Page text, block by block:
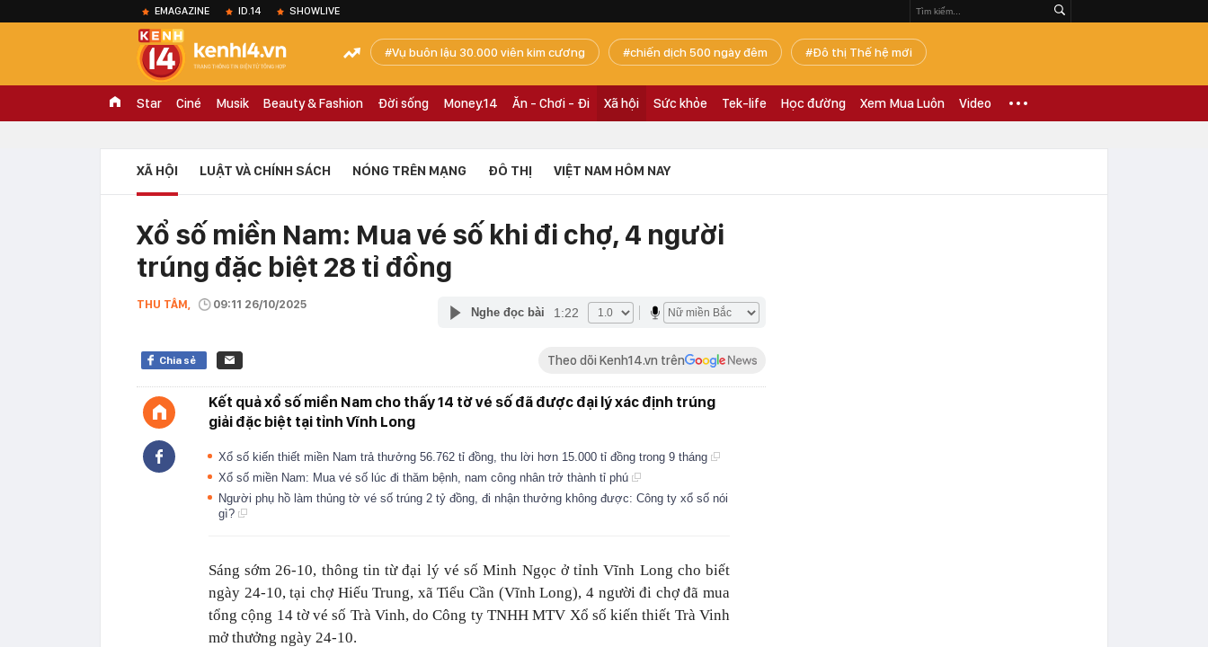
EMAGAZINE ID.14 SHOWLIVE
Vụ buôn lậu 30.000 viên kim cương chiến dịch 500 ngày đêm Đô thị Thế hệ mới
Star Ciné Musik Beauty & Fashion Đời sống Money.14 Ăn - Chơi - Đi Xã hội Sức khỏe Tek-life Học đường Xem Mua Luôn Video
XÃ HỘI LUẬT VÀ CHÍNH SÁCH NÓNG TRÊN MẠNG ĐÔ THỊ VIỆT NAM HÔM NAY
Xổ số miền Nam: Mua vé số khi đi chợ, 4 người
trúng đặc biệt 28 tỉ đồng
THU TÂM, 09:11 26/10/2025
Nghe đọc bài 1:22
Chia sẻ Theo dõi Kenh14.vn trên
Kết quả xổ số miền Nam cho thấy 14 tờ vé số đã được đại lý xác định trúng
giải đặc biệt tại tỉnh Vĩnh Long
Xổ số kiến thiết miền Nam trả thưởng 56.762 tỉ đồng, thu lời hơn 15.000 tỉ đồng trong 9 tháng
Xổ số miền Nam: Mua vé số lúc đi thăm bệnh, nam công nhân trở thành tỉ phú
Người phụ hồ làm thủng tờ vé số trúng 2 tỷ đồng, đi nhận thưởng không được: Công ty xổ số nói
gì?
Sáng sớm 26-10, thông tin từ đại lý vé số Minh Ngọc ở tỉnh Vĩnh Long cho biết
ngày 24-10, tại chợ Hiếu Trung, xã Tiểu Cần (Vĩnh Long), 4 người đi chợ đã mua
tổng cộng 14 tờ vé số Trà Vinh, do Công ty TNHH MTV Xổ số kiến thiết Trà Vinh
mở thưởng ngày 24-10.